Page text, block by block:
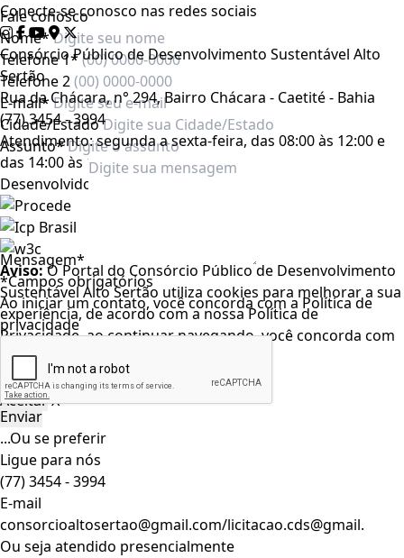
Fale conosco
Nome*
Telefone 1*
Telefone 2
E-mail*
Cidade/Estado
Assunto*
Mensagem*
*Campos obrigatórios
Ao iniciar um contato, você concorda com aPolítica de
privacidade
...Ou se preferir
Ligue para nós
(77) 3454 - 3994
E-mail
consorcioaltosertao@gmail.com/licitacao.cds@gmail.
Ou seja atendido presencialmente
Conecte-se conosco nas redes sociais
Consórcio Público de Desenvolvimento Sustentável Alto
Sertão
Rua da Chácara, n° 294, Bairro Chácara - Caetité - Bahia
(77) 3454 - 3994
Atendimento: segunda a sexta-feira, das 08:00 às 12:00 e
das 14:00 às 17:00 horas
Desenvolvido por
Aviso:O Portal do Consórcio Público de Desenvolvimento
Sustentável Alto Sertão utiliza cookies para melhorar a sua
experiência, de acordo com a nossa Política de
Privacidade, ao continuar navegando, você concorda com
estas condições
Leia nossoTermo de Uso
AceitarX